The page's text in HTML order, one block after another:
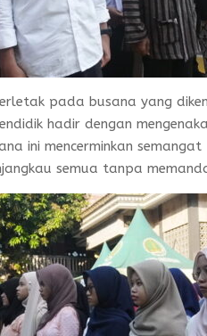
pada busana yang
hadir dengan
ini mencerminkan
semua tanpa